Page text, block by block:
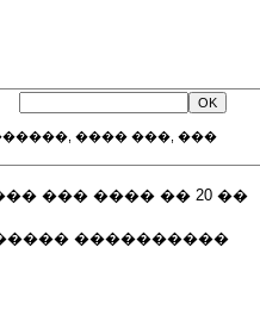
���� ���, ���
��� ���� �� 20 ��
����������